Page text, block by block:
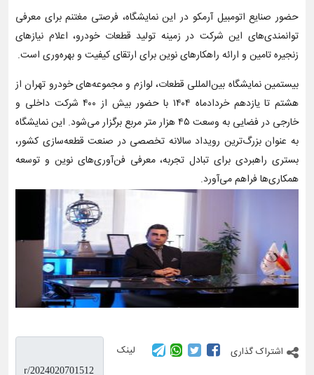
حضور صنایع اتومبیل آرمکو در این نمایشگاه، فرصتی مغتنم برای معرفی
توانمندی‌های این شرکت در زمینه تولید قطعات خودرو، اعلام نیازهای
زنجیره تامین و ارائه راهکارهای نوین برای ارتقای کیفیت و بهره‌وری است.
بیستمین نمایشگاه بین‌المللی قطعات، لوازم و مجموعه‌های خودرو تهران از
هشتم تا یازدهم خردادماه ۱۴۰۴ با حضور بیش از ۴۰۰ شرکت داخلی و
خارجی در فضایی به وسعت ۴۵ هزار متر مربع برگزار می‌شود. این نمایشگاه
به عنوان بزرگ‌ترین رویداد سالانه تخصصی در صنعت قطعه‌سازی کشور،
بستری راهبردی برای تبادل تجربه، معرفی فن‌آوری‌های نوین و توسعه
همکاری‌ها فراهم می‌آورد.
اشتراک گذاری لینک